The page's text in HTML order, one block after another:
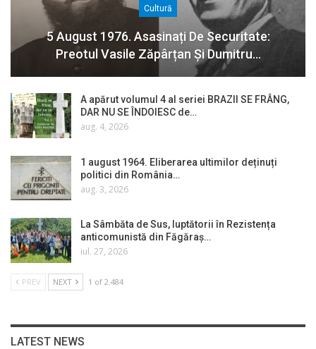
Cultură
5 August 1976. Asasinați De Securitate:
Preotul Vasile Zăpârțan Și Dumitru…
A apărut volumul 4 al seriei BRAZII SE FRÂNG,
DAR NU SE ÎNDOIESC de…
aug. 4, 2026
1 august 1964. Eliberarea ultimilor deținuți
politici din România…
aug. 3, 2026
La Sâmbăta de Sus, luptătorii în Rezistența
anticomunistă din Făgăraș…
iul. 27, 2026
PREV NEXT 1 of 2.484
LATEST NEWS